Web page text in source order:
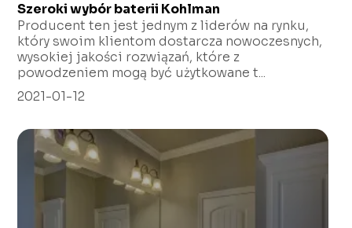
Szeroki wybór baterii Kohlman
Producent ten jest jednym z liderów na rynku,
który swoim klientom dostarcza nowoczesnych,
wysokiej jakości rozwiązań, które z
powodzeniem mogą być użytkowane t...
2021-01-12